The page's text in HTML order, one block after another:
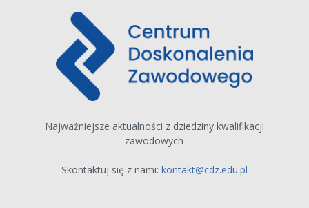
Najważniejsze aktualności z dziedziny kwalifikacji
zawodowych
Skontaktuj się z nami: kontakt@cdz.edu.pl